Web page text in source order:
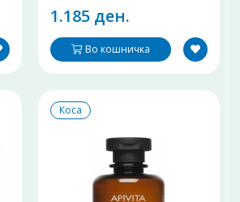
1.185 ден.
Во кошничка
Коса